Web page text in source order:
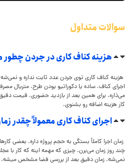
سوالات متداول
هزینه کناف کاری در جردن
هزینه کناف کاری توی جردن عدد ثابت نداره و
اجرای کناف، ساده یا دکوراتیو بودن طرح، متریال
می‌ذاره. برای همین بعد از بازدید حضوری، قیمت
کار هزینه اضافه رو بشنوی.
اجرای کناف کاری معمولاً چقدر
زمان اجرا کاملاً بستگی به حجم پروژه داره. بعضی
چند روز زمان می‌برن. چیزی که مهمه اینه که کار با
نمی‌شه. زمان دقیق بعد از بررسی فضا مشخص میشه.